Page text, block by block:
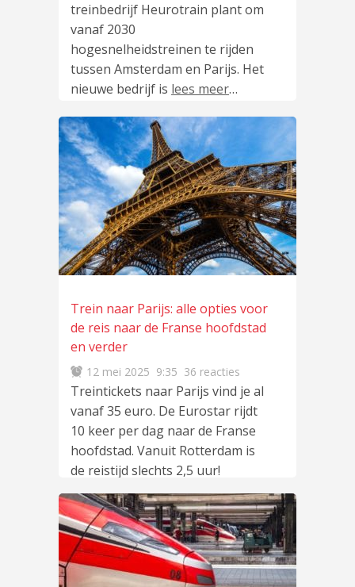
treinbedrijf Heurotrain plant om
vanaf 2030
hogesnelheidstreinen te rijden
tussen Amsterdam en Parijs. Het
nieuwe bedrijf is lees meer…
Trein naar Parijs: alle opties voor
de reis naar de Franse hoofdstad
en verder
12 mei 2025 9:35 36 reacties
Treintickets naar Parijs vind je al
vanaf 35 euro. De Eurostar rijdt
10 keer per dag naar de Franse
hoofdstad. Vanuit Rotterdam is
de reistijd slechts 2,5 uur!